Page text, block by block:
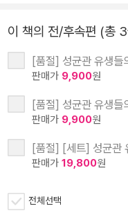
이 책의 전/후속편 (총
[품절] 성균관 유생들
판매가 9,900원
[품절] 성균관 유생들
판매가 9,900원
[품절] [세트] 성균관
판매가 19,800원
전체선택